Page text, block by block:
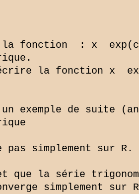
fonction  : x
la fonction x
un exemple de
pas simplement sur R.
que la série
simplement sur